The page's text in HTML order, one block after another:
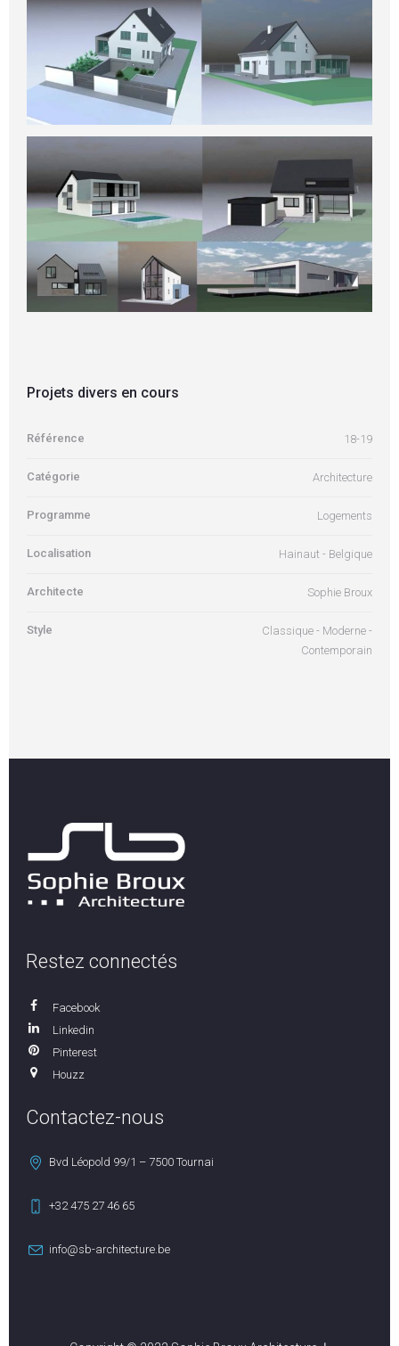
Projets divers en cours
Référence 18-19
Catégorie Architecture
Programme Logements
Localisation Hainaut - Belgique
Architecte Sophie Broux
Style
Classique - Moderne -
Contemporain
Restez connectés
Facebook
Linkedin
Pinterest
Houzz
Contactez-nous
Bvd Léopold 99/1 – 7500 Tournai
+32 475 27 46 65
info@sb-architecture.be